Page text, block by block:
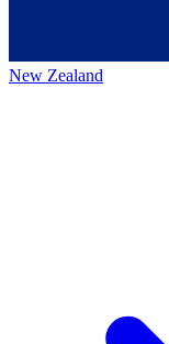
New Zealand